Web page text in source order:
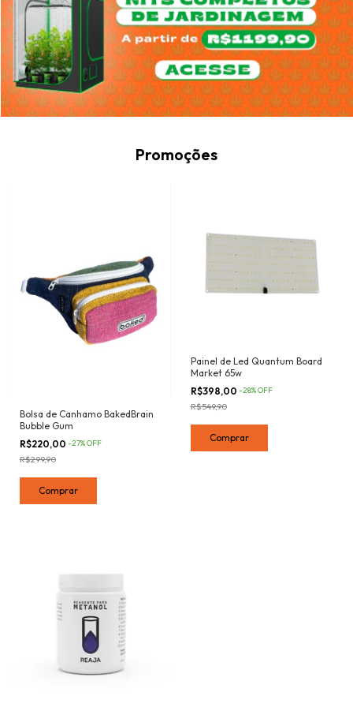
Promoções
Bolsa de Canhamo BakedBrain
Bubble Gum
R$220,00 -27%OFF
R$299,90
Painel de Led Quantum Board
Market 65w
R$398,00 -28%OFF
R$549,90